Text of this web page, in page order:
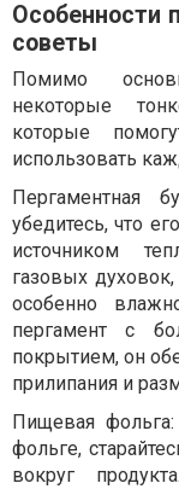
Особенности
советы
Помимо
некоторые
которые
использовать
Пергаментная
убедитесь, что
источником
газовых
особенно
пергамент с
покрытием, он
прилипания и
Пищевая
фольге,
вокруг